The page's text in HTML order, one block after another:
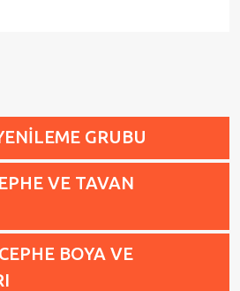
GRUBU
VE TAVAN
BOYA VE